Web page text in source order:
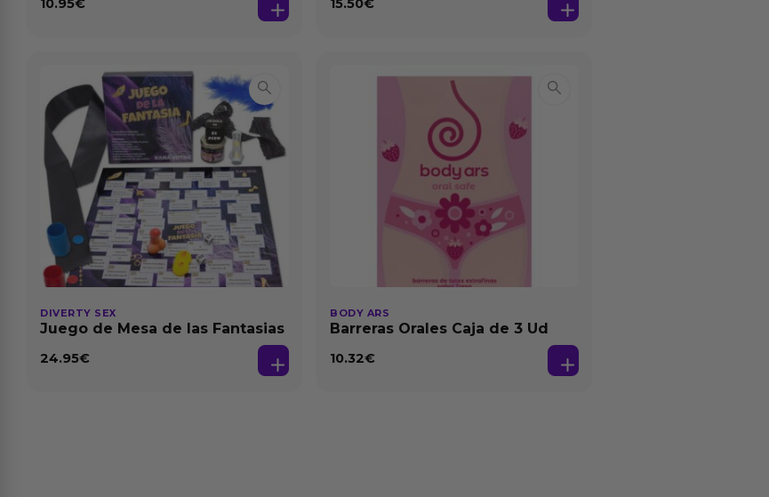
10.95€ 15.50€
DIVERTY SEX
Juego de Mesa de las Fantasias
24.95€
BODY ARS
Barreras Orales Caja de 3 Ud
10.32€